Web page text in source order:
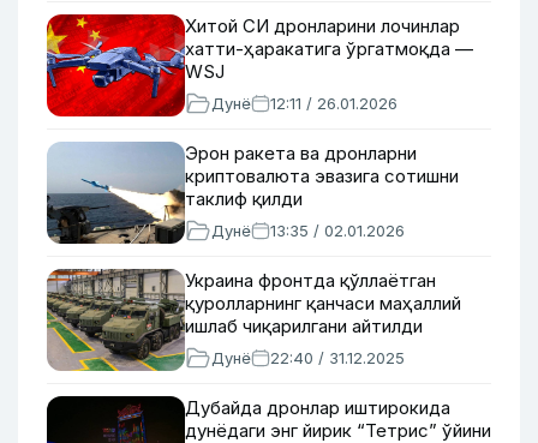
Хитой СИ дронларини лочинлар
хатти-ҳаракатига ўргатмоқда —
WSJ
Дунё 12:11 / 26.01.2026
Эрон ракета ва дронларни
криптовалюта эвазига сотишни
таклиф қилди
Дунё 13:35 / 02.01.2026
Украина фронтда қўллаётган
қуролларнинг қанчаси маҳаллий
ишлаб чиқарилгани айтилди
Дунё 22:40 / 31.12.2025
Дубайда дронлар иштирокида
дунёдаги энг йирик “Тетрис” ўйини